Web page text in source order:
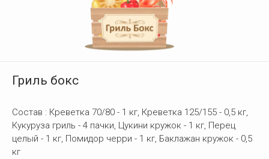
Гриль бокс
Состав : Креветка 70/80 - 1 кг, Креветка 125/155 - 0,5 кг,
Кукуруза гриль - 4 пачки, Цукини кружок - 1 кг, Перец
целый - 1 кг, Помидор черри - 1 кг, Баклажан кружок - 0,5
кг